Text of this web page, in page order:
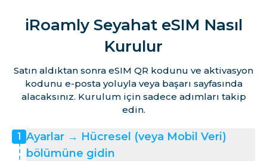
iRoamly Seyahat eSIM Nasıl
Kurulur
Satın aldıktan sonra eSIM QR kodunu ve aktivasyon
kodunu e-posta yoluyla veya başarı sayfasında
alacaksınız. Kurulum için sadece adımları takip
edin.
1
Ayarlar → Hücresel (veya Mobil Veri)
bölümüne gidin